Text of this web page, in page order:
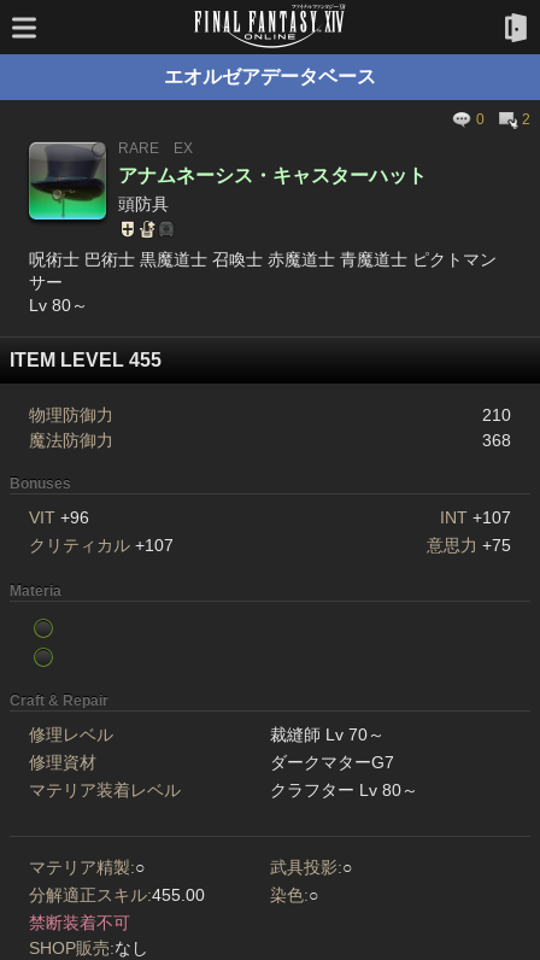
エオルゼアデータベース
0
2
RARE
EX
アナムネーシス・キャスターハット
頭防具
呪術士 巴術士 黒魔道士 召喚士 赤魔道士 青魔道士 ピクトマン
サー
Lv 80～
ITEM LEVEL 455
物理防御力
210
魔法防御力
368
Bonuses
VIT +96 INT +107
クリティカル +107 意思力 +75
Materia
Craft & Repair
修理レベル
裁縫師 Lv 70～
修理資材
ダークマターG7
マテリア装着レベル
クラフター Lv 80～
マテリア精製:○ 武具投影:○
分解適正スキル:455.00 染色:○
禁断装着不可
SHOP販売:なし